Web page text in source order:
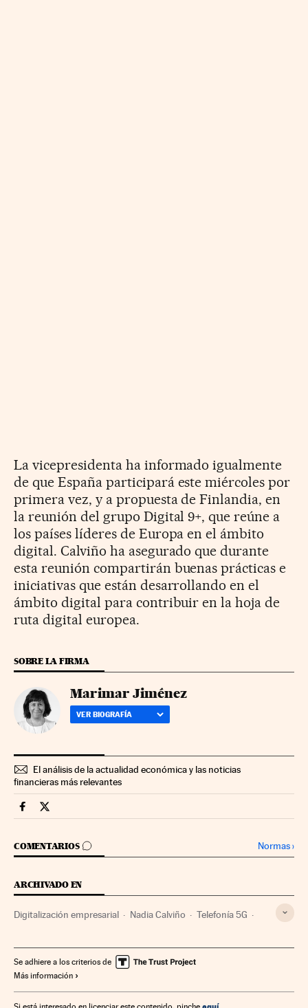
La vicepresidenta ha informado igualmente
de que España participará este miércoles por
primera vez, y a propuesta de Finlandia, en
la reunión del grupo Digital 9+, que reúne a
los países líderes de Europa en el ámbito
digital. Calviño ha asegurado que durante
esta reunión compartirán buenas prácticas e
iniciativas que están desarrollando en el
ámbito digital para contribuir en la hoja de
ruta digital europea.
SOBRE LA FIRMA
Marimar Jiménez
VER BIOGRAFÍA
El análisis de la actualidad económica y las noticias
financieras más relevantes
Companias Cinco Días en Facebook
Companias Cinco Días en Twitter
COMENTARIOS
IR A LOS COMENTARIOS Normas›
ARCHIVADO EN
Digitalización empresarial Nadia Calviño Telefonía 5G
Tecnología digital Telefonía móvil multimedia
Telefonía móvil
Telefonía Tecnologías movilidad Economía
Se adhiere a los criterios de
Más información